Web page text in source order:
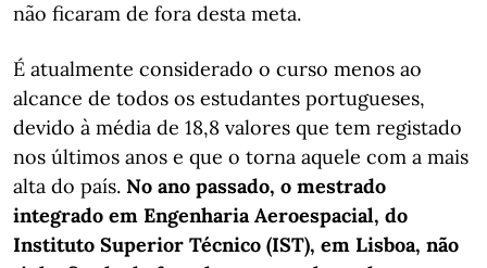
não ficaram de fora desta meta.
É atualmente considerado o curso menos ao
alcance de todos os estudantes portugueses,
devido à média de 18,8 valores que tem registado
nos últimos anos e que o torna aquele com a mais
alta do país. No ano passado, o mestrado
integrado em Engenharia Aeroespacial, do
Instituto Superior Técnico (IST), em Lisboa, não